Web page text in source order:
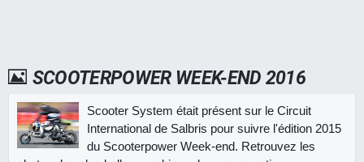
SCOOTERPOWER WEEK-END 2016
Scooter System était présent sur le Circuit
International de Salbris pour suivre l'édition 2015
du Scooterpower Week-end. Retrouvez les